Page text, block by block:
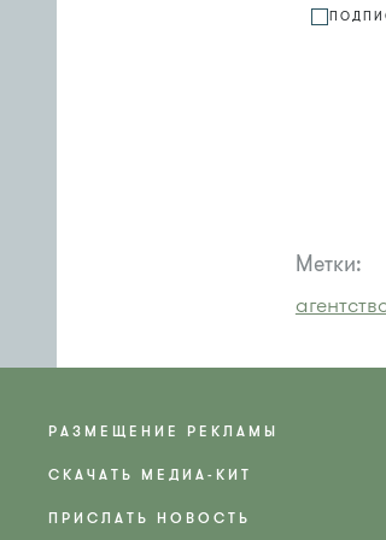
Метки:
РАЗМЕЩЕНИЕ РЕКЛАМЫ
СКАЧАТЬ МЕДИА-КИТ
ПРИСЛАТЬ НОВОСТЬ